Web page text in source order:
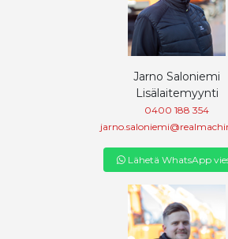
Jarno Saloniemi
Lisälaitemyynti
0400 188 354
Lähetä WhatsApp